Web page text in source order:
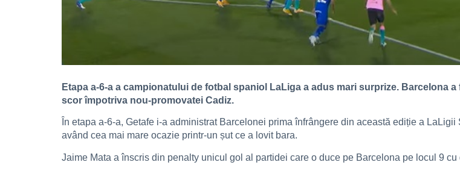
Etapa a-6-a a campionatului de fotbal spaniol LaLiga a adus mari surprize. Barcelona
scor împotriva nou-promovatei Cadiz.
În etapa a-6-a, Getafe i-a administrat Barcelonei prima înfrângere din această ediție a
având cea mai mare ocazie printr-un șut ce a lovit bara.
Jaime Mata a înscris din penalty unicul gol al partidei care o duce pe Barcelona pe locul 9